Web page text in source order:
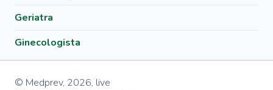
Geriatra
Ginecologista
© Medprev, 2026, live